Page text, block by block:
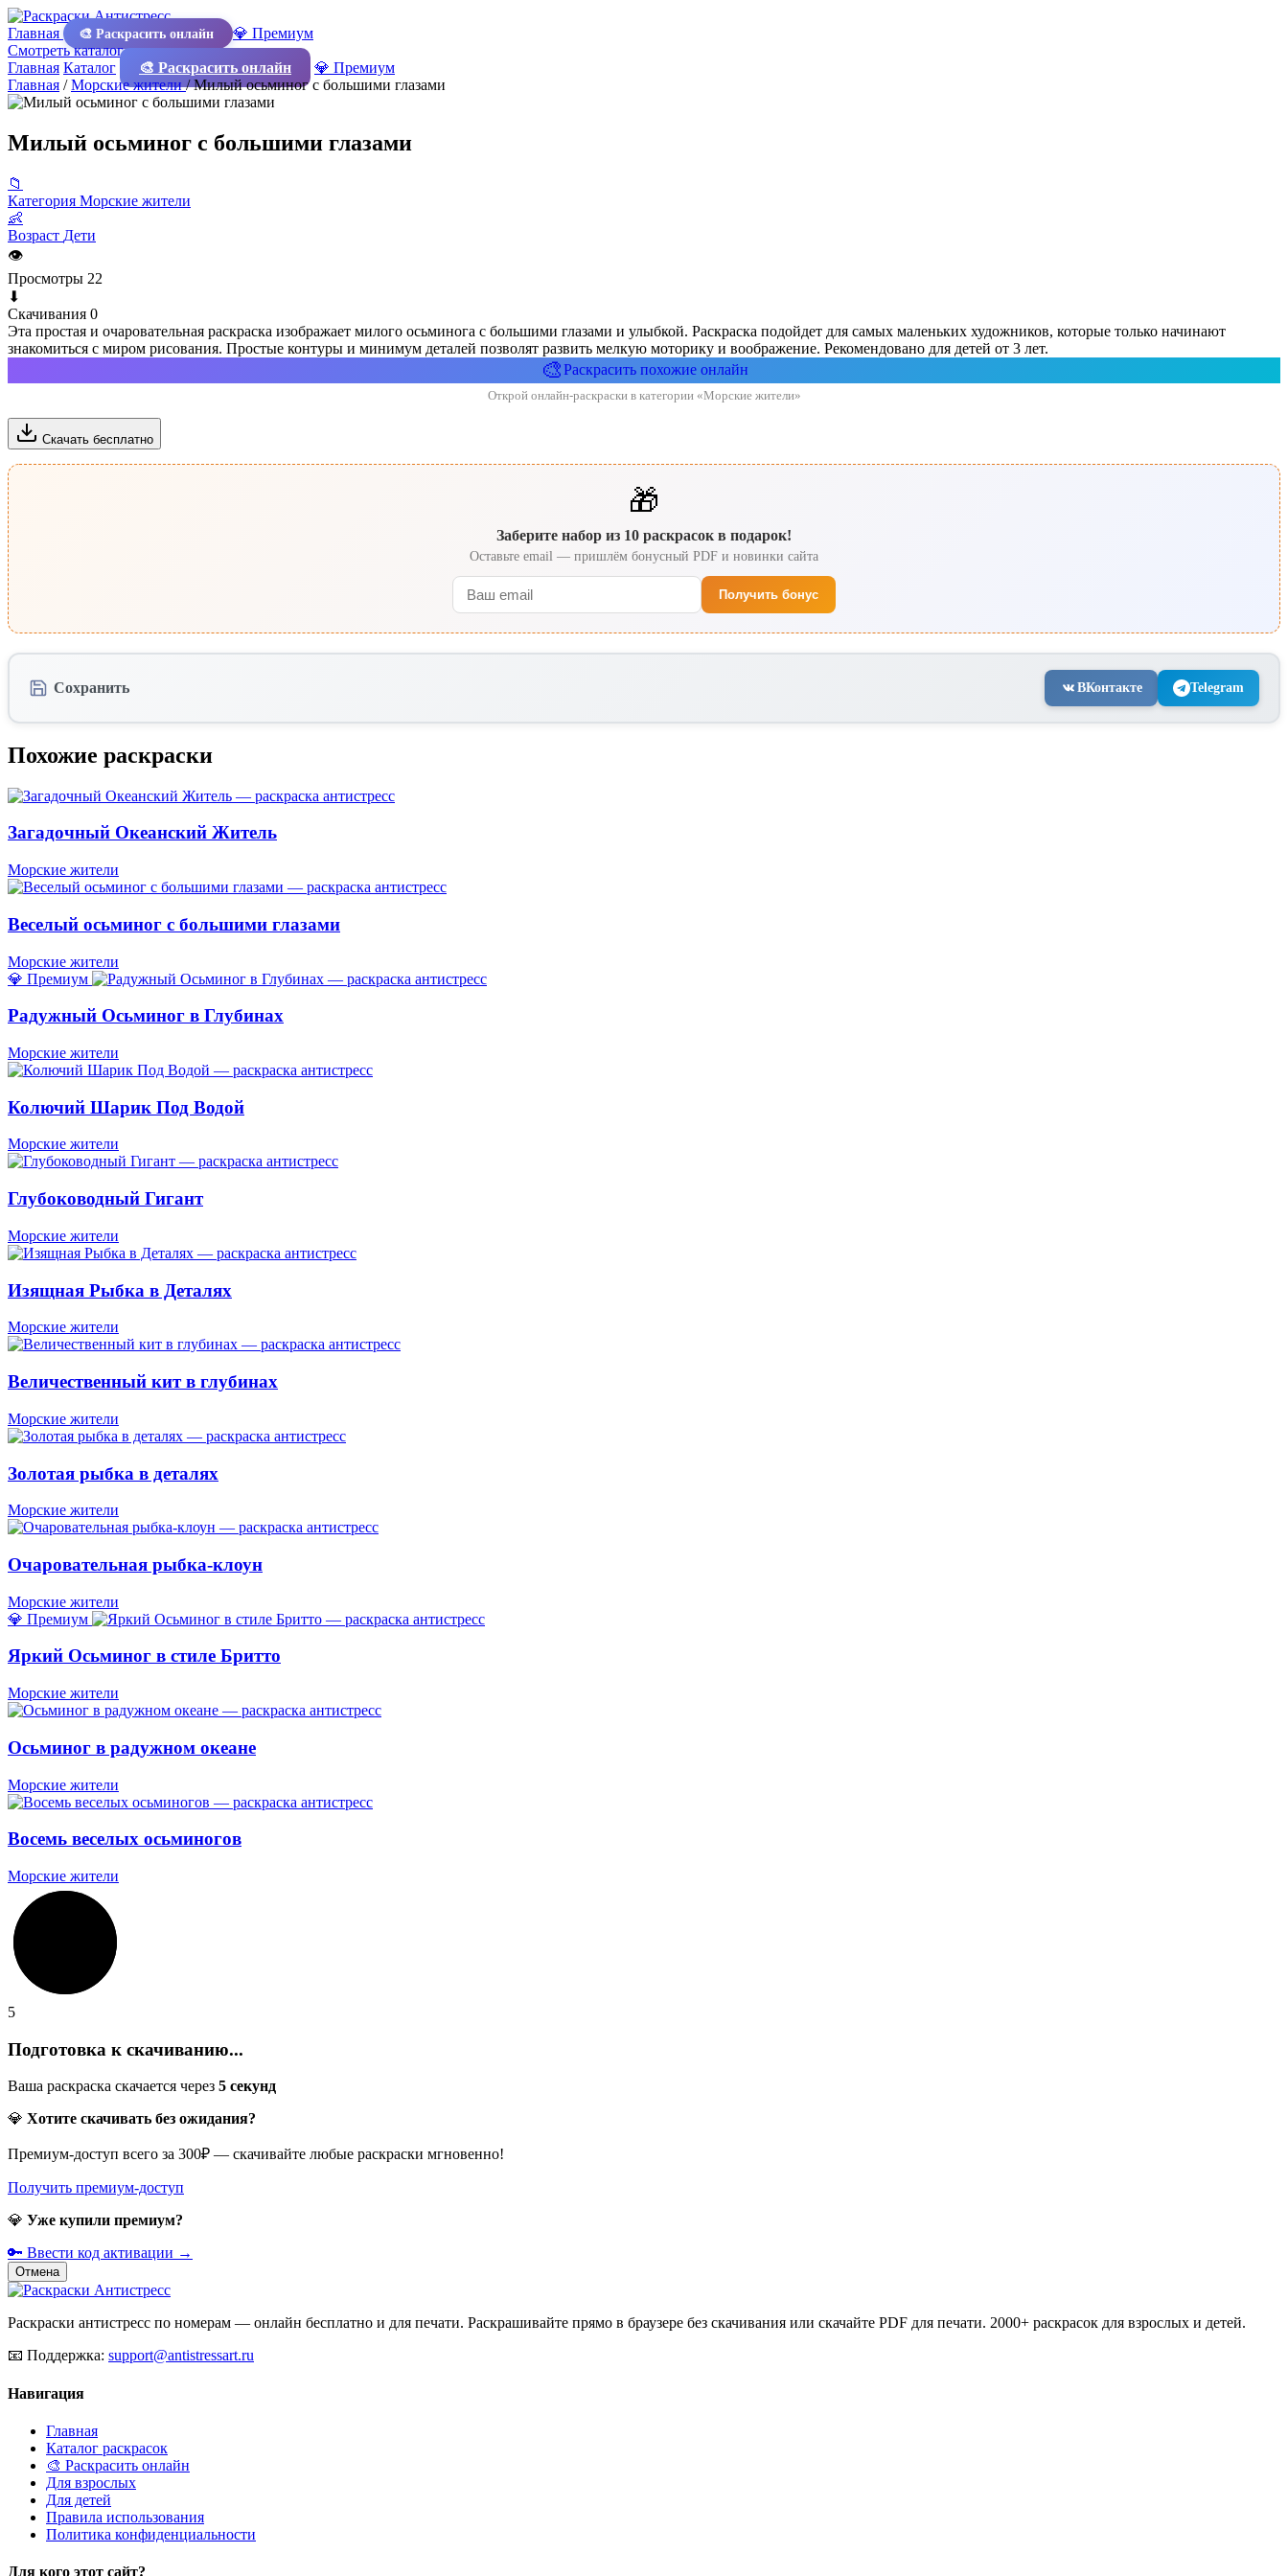
Главная 🎨 Раскрасить онлайн
💎 Премиум
Смотреть каталог
Главная Каталог 🎨 Раскрасить онлайн
💎 Премиум
Главная /Морские жители/Милый осьминог с большими глазами
Милый осьминог с большими глазами
📁
Категория Морские жители
👶
Возраст Дети
👁
Просмотры 22
⬇
Скачивания 0
Эта простая и очаровательная раскраска изображает милого осьминога с большими глазами и улыбкой. Раскраска подойдет для самых маленьких художников, которые только начинают
знакомиться с миром рисования. Простые контуры и минимум деталей позволят развить мелкую моторику и воображение. Рекомендовано для детей от 3 лет.
🎨Раскрасить похожие онлайн
Открой онлайн-раскраски в категории «Морские жители»
Скачать бесплатно
🎁
Заберите набор из 10 раскрасок в подарок!
Оставьте email — пришлём бонусный PDF и новинки сайта
Получить бонус
Сохранить ВКонтакте Telegram
Похожие раскраски
Загадочный Океанский Житель
Морские жители
Веселый осьминог с большими глазами
Морские жители
💎 Премиум
Радужный Осьминог в Глубинах
Морские жители
Колючий Шарик Под Водой
Морские жители
Глубоководный Гигант
Морские жители
Изящная Рыбка в Деталях
Морские жители
Величественный кит в глубинах
Морские жители
Золотая рыбка в деталях
Морские жители
Очаровательная рыбка-клоун
Морские жители
💎 Премиум
Яркий Осьминог в стиле Бритто
Морские жители
Осьминог в радужном океане
Морские жители
Восемь веселых осьминогов
Морские жители
5
Подготовка к скачиванию...
Ваша раскраска скачается через 5 секунд
💎 Хотите скачивать без ожидания?
Премиум-доступ всего за 300₽ — скачивайте любые раскраски мгновенно!
Получить премиум-доступ
💎 Уже купили премиум?
🔑 Ввести код активации →
Отмена
Раскраски антистресс по номерам — онлайн бесплатно и для печати. Раскрашивайте прямо в браузере без скачивания или скачайте PDF для печати. 2000+ раскрасок для взрослых и детей.
📧 Поддержка: support@antistressart.ru
Навигация
Главная
Каталог раскрасок
🎨 Раскрасить онлайн
Для взрослых
Для детей
Правила использования
Политика конфиденциальности
Для кого этот сайт?